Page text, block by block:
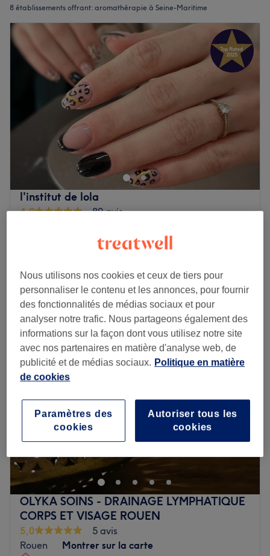
8 établissements offrant: aromathérapie à Seine-Maritime
l'institut de lola
4,9
89 avis
Montrer sur la carte
30 min - 1 h
Je veux en savoir plus
Lundi 09:00–18:00
Mardi
09:00–18:00
Mercredi
Fermé
Jeudi
09:00– 18:00
Vendredi
d'onglerie, de massage et d'épilation, l'équipe, menée
par Lola, réalise chaque soin avec soin et
professionnalisme.
Transport public le plus proche
À proximité de l'arrêt de bus YVETOT - Centre.
L’équipe
OLYKA SOINS - DRAINAGE LYMPHATIQUE
CORPS ET VISAGE ROUEN
5,0
5 avis
Rouen
Montrer sur la carte
Nous utilisons nos cookies et ceux de tiers pour
personnaliser le contenu et les annonces, pour fournir
des fonctionnalités de médias sociaux et pour
analyser notre trafic. Nous partageons également des
informations sur la façon dont vous utilisez notre site
avec nos partenaires en matière d'analyse web, de
publicité et de médias sociaux. Politique en matière
de cookies
Autoriser tous les
cookies
Paramètres des
cookies